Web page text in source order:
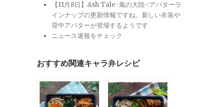
【11月8日】Ash Tale-風の大陸-:アバターラ
インナップの更新情報ですね。新しい衣装や
背中アバターが登場するようです
ニュース速報をチェック
おすすめ関連キャラ弁レシピ